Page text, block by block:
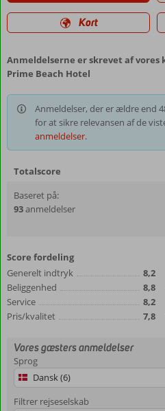
Kort
Anmeldelserne er skrevet af vores
Prime Beach Hotel
Anmeldelser, der er ældre end
for at sikre relevansen af de
anmeldelser.
Totalscore
Baseret på:
93anmeldelser
Score fordeling
Generelt indtryk
8,2
Beliggenhed
8,8
Service
8,2
Pris/kvalitet
7,8
Vores gæsters anmeldelser
Sprog
Dansk (6)
Filtrer rejseselskab